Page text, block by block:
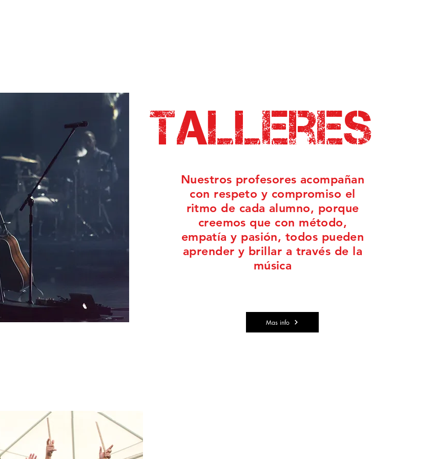
talleres
Nuestros profesores acompañan
con respeto y compromiso el
ritmo de cada alumno, porque
creemos que con método,
empatía y pasión, todos pueden
aprender y brillar a través de la
música
Mas info